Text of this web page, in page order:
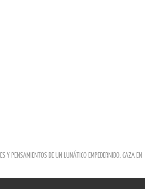
Y PENSAMIENTOS DE UN LUNÁTICO EMPEDERNIDO. CAZA EN